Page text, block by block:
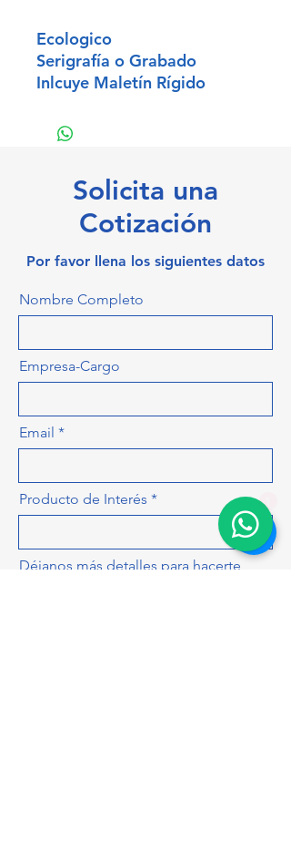
Ecologico
Serigrafía o Grabado
Inlcuye Maletín Rígido
Solicita una
Cotización
Por favor llena los siguientes datos
Nombre Completo
Empresa-Cargo
Email
Producto de Interés
Déjanos más detalles para hacerte
1